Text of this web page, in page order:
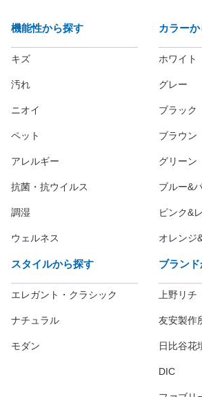
機能性から探す
キズ
汚れ
ニオイ
ペット
アレルギー
抗菌・抗ウイルス
調湿
ウェルネス
スタイルから探す
エレガント・クラシック
ナチュラル
モダン
カラー
ホワイト
グレー
ブラック
ブラウン
グリーン
ブルー&
ピンク&
オレンジ
ブラン
上野リチ
友安製作
日比谷花
DIC